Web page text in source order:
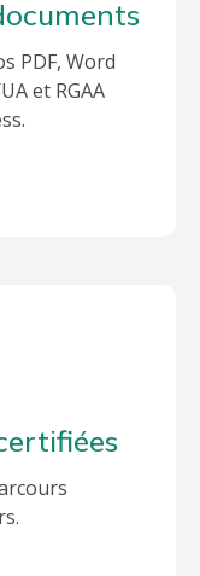
PDF, Word
et RGAA